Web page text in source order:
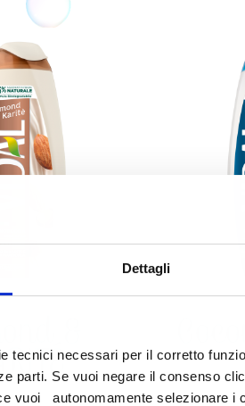
Dettagli
tecnici necessari per il corretto
parti. Se vuoi negare il consenso
vuoi autonomamente selezionare i
&